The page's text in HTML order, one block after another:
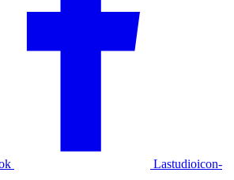
Lastudioicon-